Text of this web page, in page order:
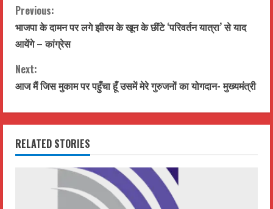
C
o
n
t
i
n
Previous:
भाजपा के दामन पर लगे झीरम के खून के छींटे ‘परिवर्तन यात्रा’ से याद
आयेंगे – कांग्रेस
Next:
आज मैं जिस मुकाम पर पहुँचा हूँ उसमें मेरे गुरुजनों का योगदान- मुख्यमंत्री
RELATED STORIES